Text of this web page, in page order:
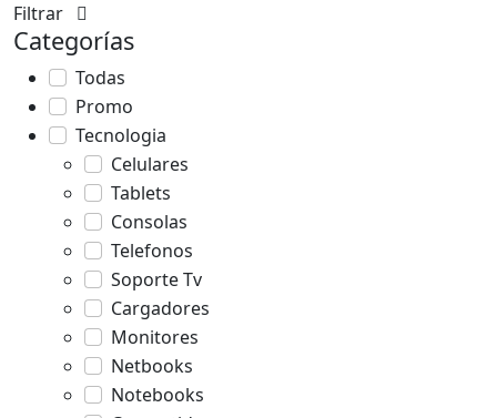
Filtrar
Categorías
Todas
Promo
Tecnologia
Celulares
Tablets
Consolas
Telefonos
Soporte Tv
Cargadores
Monitores
Netbooks
Notebooks